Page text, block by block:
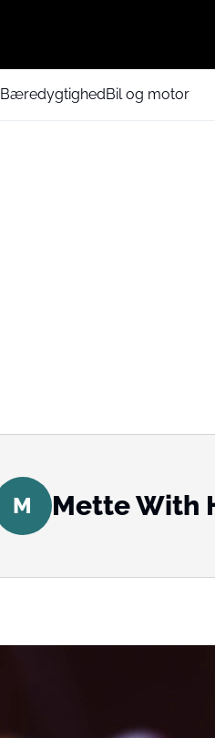
BæredygtighedBil og motor
M Mette With